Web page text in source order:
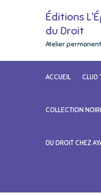
Éditions
du Droit
Atelier
ACCUEIL CLUD
COLLECTION
DU DROIT CHEZ